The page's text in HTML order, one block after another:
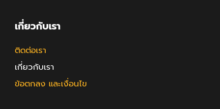
เกี่ยวกับเรา
ติดต่อเรา
เกี่ยวกับเรา
ข้อตกลง และเงื่อนไข